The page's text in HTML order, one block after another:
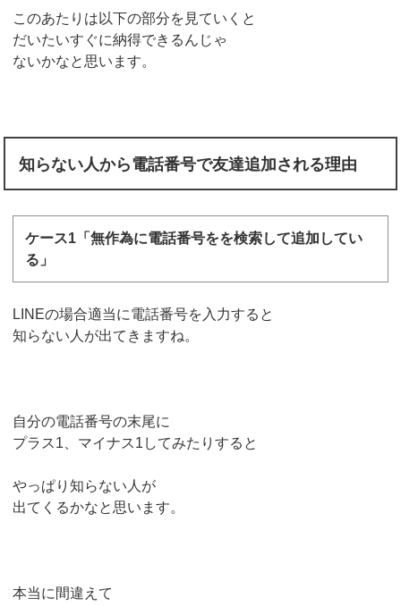
このあたりは以下の部分を見ていくと
だいたいすぐに納得できるんじゃ
ないかなと思います。
知らない人から電話番号で友達追加される理由
ケース1「無作為に電話番号をを検索して追加してい
る」
LINEの場合適当に電話番号を入力すると
知らない人が出てきますね。
自分の電話番号の末尾に
プラス1、マイナス1してみたりすると
やっぱり知らない人が
出てくるかなと思います。
本当に間違えて